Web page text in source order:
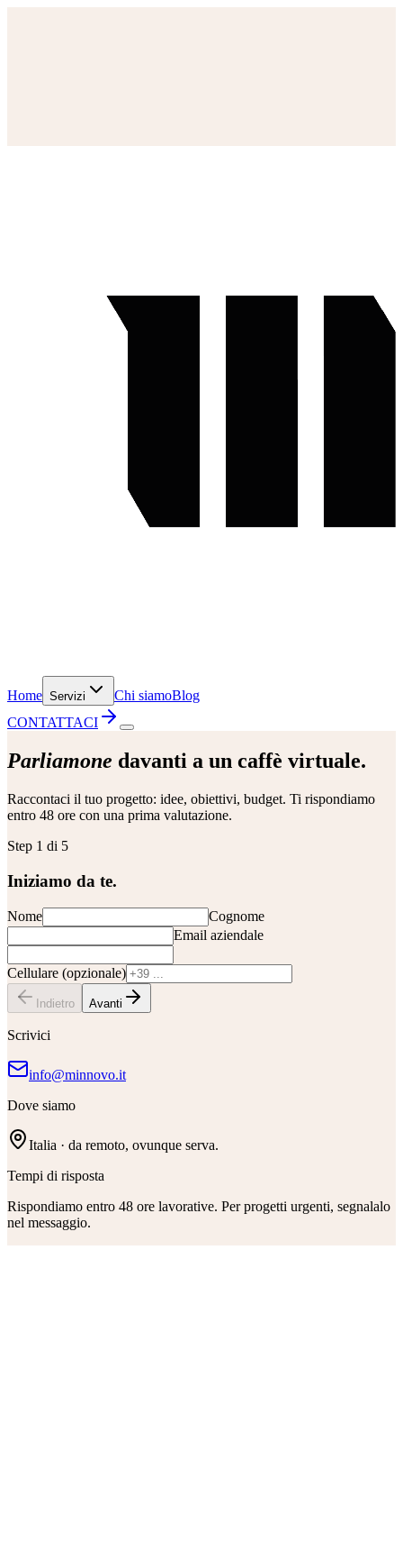
Home Servizi Chi siamoBlog
CONTATTACI
Parliamone davanti a un caffè virtuale.
Raccontaci il tuo progetto: idee, obiettivi, budget. Ti rispondiamo
entro 48 ore con una prima valutazione.
Step 1 di 5
Iniziamo da te.
Nome
Cognome
Email aziendale
Cellulare (opzionale)
Indietro Avanti
Scrivici
info@minnovo.it
Dove siamo
Italia · da remoto, ovunque serva.
Tempi di risposta
Rispondiamo entro 48 ore lavorative. Per progetti urgenti, segnalalo
nel messaggio.